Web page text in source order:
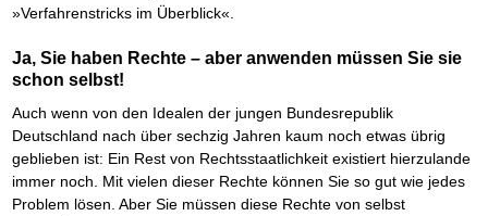
»Verfahrenstricks im Überblick«.
Ja, Sie haben Rechte – aber anwenden müssen Sie sie
schon selbst!
Auch wenn von den Idealen der jungen Bundesrepublik
Deutschland nach über sechzig Jahren kaum noch etwas übrig
geblieben ist: Ein Rest von Rechtsstaatlichkeit existiert hierzulande
immer noch. Mit vielen dieser Rechte können Sie so gut wie jedes
Problem lösen. Aber Sie müssen diese Rechte von selbst